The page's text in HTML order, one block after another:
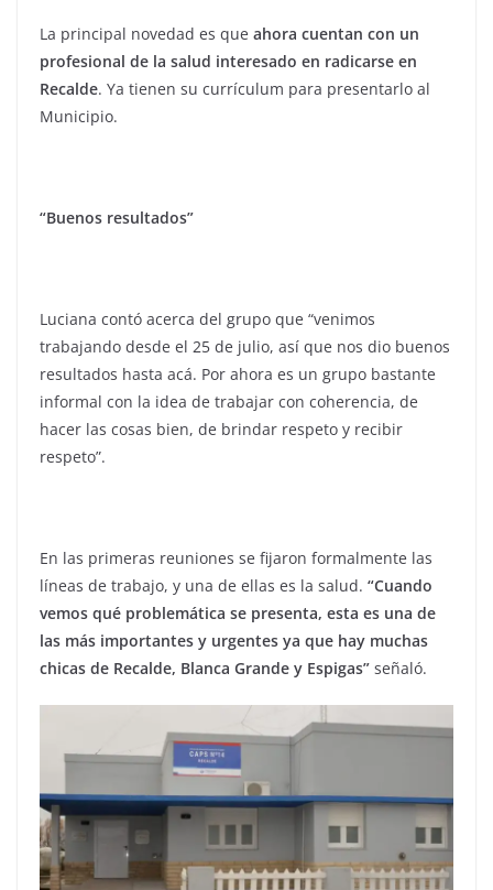
La principal novedad es que ahora cuentan con un
profesional de la salud interesado en radicarse en
Recalde. Ya tienen su currículum para presentarlo al
Municipio.
“Buenos resultados”
Luciana contó acerca del grupo que “venimos
trabajando desde el 25 de julio, así que nos dio buenos
resultados hasta acá. Por ahora es un grupo bastante
informal con la idea de trabajar con coherencia, de
hacer las cosas bien, de brindar respeto y recibir
respeto”.
En las primeras reuniones se fijaron formalmente las
líneas de trabajo, y una de ellas es la salud. “Cuando
vemos qué problemática se presenta, esta es una de
las más importantes y urgentes ya que hay muchas
chicas de Recalde, Blanca Grande y Espigas” señaló.